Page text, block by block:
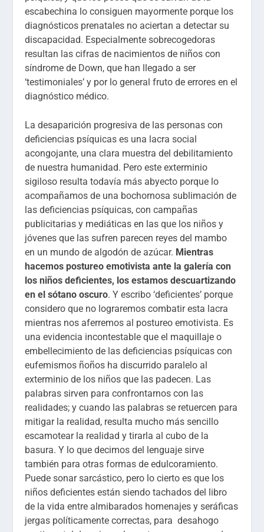
escabechina lo consiguen mayormente porque los
diagnósticos prenatales no aciertan a detectar su
discapacidad. Especialmente sobrecogedoras
resultan las cifras de nacimientos de niños con
síndrome de Down, que han llegado a ser
‘testimoniales’ y por lo general fruto de errores en el
diagnóstico médico.
La desaparición progresiva de las personas con
deficiencias psíquicas es una lacra social
acongojante, una clara muestra del debilitamiento
de nuestra humanidad. Pero este exterminio
sigiloso resulta todavía más abyecto porque lo
acompañamos de una bochornosa sublimación de
las deficiencias psíquicas, con campañas
publicitarias y mediáticas en las que los niños y
jóvenes que las sufren parecen reyes del mambo
en un mundo de algodón de azúcar. Mientras
hacemos postureo emotivista ante la galería con
los niños deficientes, los estamos descuartizando
en el sótano oscuro. Y escribo ‘deficientes’ porque
considero que no lograremos combatir esta lacra
mientras nos aferremos al postureo emotivista. Es
una evidencia incontestable que el maquillaje o
embellecimiento de las deficiencias psíquicas con
eufemismos ñoños ha discurrido paralelo al
exterminio de los niños que las padecen. Las
palabras sirven para confrontarnos con las
realidades; y cuando las palabras se retuercen para
mitigar la realidad, resulta mucho más sencillo
escamotear la realidad y tirarla al cubo de la
basura. Y lo que decimos del lenguaje sirve
también para otras formas de edulcoramiento.
Puede sonar sarcástico, pero lo cierto es que los
niños deficientes están siendo tachados del libro
de la vida entre almibarados homenajes y seráficas
jergas políticamente correctas, para desahogo